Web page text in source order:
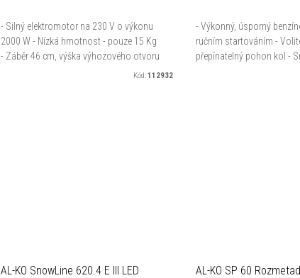
- Silný elektromotor na 230 V o výkonu
2000 W - Nízká hmotnost - pouze 15 Kg
- Záběr 46 cm, výška výhozového otvoru
30 cm - Pohodlné polstrované držadlo -
Kód:112932
- Výkonný, úsporný
ručním startováním -
přepínatelný pohon kol -
odhazován až do
AL-KO SnowLine 620.4 E III LED AL-KO SP 60